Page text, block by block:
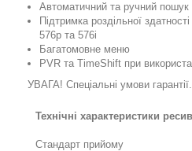
Автоматичний та ручний пошук
Підтримка роздільної
576p та 576i
Багатомовне меню
PVR та TimeShift при
УВАГА! Спеціальні умови гарантії.
Технічні характеристики
Стандарт прийому